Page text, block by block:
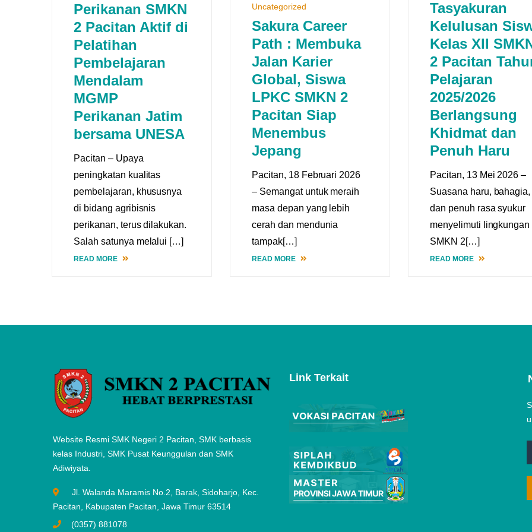
Perikanan SMKN
2 Pacitan Aktif di
Pelatihan
Pembelajaran
Mendalam
MGMP
Perikanan Jatim
bersama UNESA
Pacitan – Upaya
peningkatan kualitas
pembelajaran, khususnya
di bidang agribisnis
perikanan, terus dilakukan.
Salah satunya melalui […]
READ MORE
Uncategorized
Sakura Career
Path : Membuka
Jalan Karier
Global, Siswa
LPKC SMKN 2
Pacitan Siap
Menembus
Jepang
Pacitan, 18 Februari 2026
– Semangat untuk meraih
masa depan yang lebih
cerah dan mendunia
tampak[…]
READ MORE
Tasyakuran
Kelulusan
Kelas XII
2 Pacitan
Pelajaran
2025/2026
Berlangsung
Khidmat dan
Penuh Haru
Pacitan, 13 Mei 2026 –
Suasana haru, bahagia,
dan penuh rasa syukur
menyelimuti lingkungan
SMKN 2[…]
READ MORE
Website Resmi SMK Negeri 2 Pacitan, SMK berbasis
kelas Industri, SMK Pusat Keunggulan dan SMK
Adiwiyata.
Jl. Walanda Maramis No.2, Barak, Sidoharjo, Kec.
Pacitan, Kabupaten Pacitan, Jawa Timur 63514
(0357) 881078
Link Terkait